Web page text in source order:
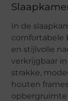
In de
comfortabele
en stijlvolle
verkrijgbaar
strakke,
houten